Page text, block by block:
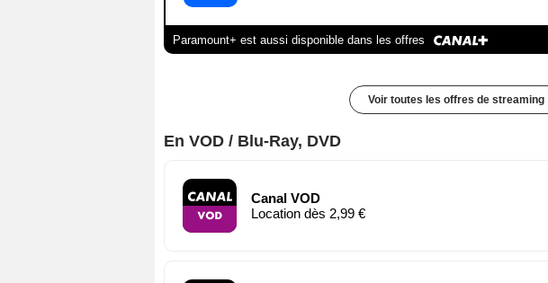
Paramount+ est aussi disponible dans les offres
Voir toutes les offres de streaming
En VOD / Blu-Ray, DVD
Canal VOD
Location dès 2,99 €